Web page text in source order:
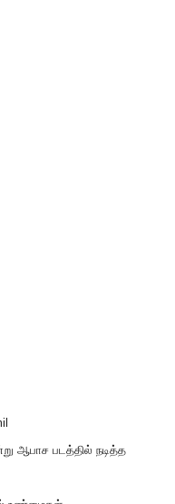
ஆபாச படத்தில் நடித்த